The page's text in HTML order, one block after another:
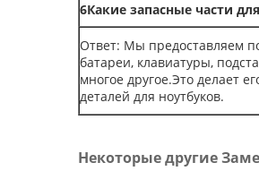
6Какие запасные части
Ответ: Мы предоставляем
батареи, клавиатуры,
многое другое.Это делает
деталей для ноутбуков.
Некоторые другие